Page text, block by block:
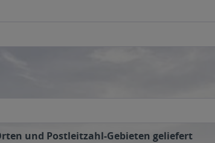
und Postleitzahl-Gebieten geliefert